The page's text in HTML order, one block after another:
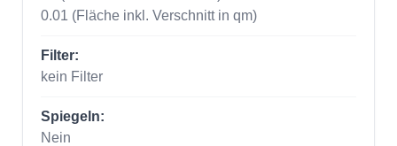
0.01 (Fläche inkl. Verschnitt in qm)
Filter:
kein Filter
Spiegeln:
Nein